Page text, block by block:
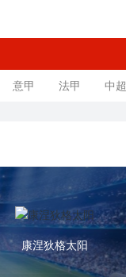
意甲 法甲 中超
康涅狄格太阳